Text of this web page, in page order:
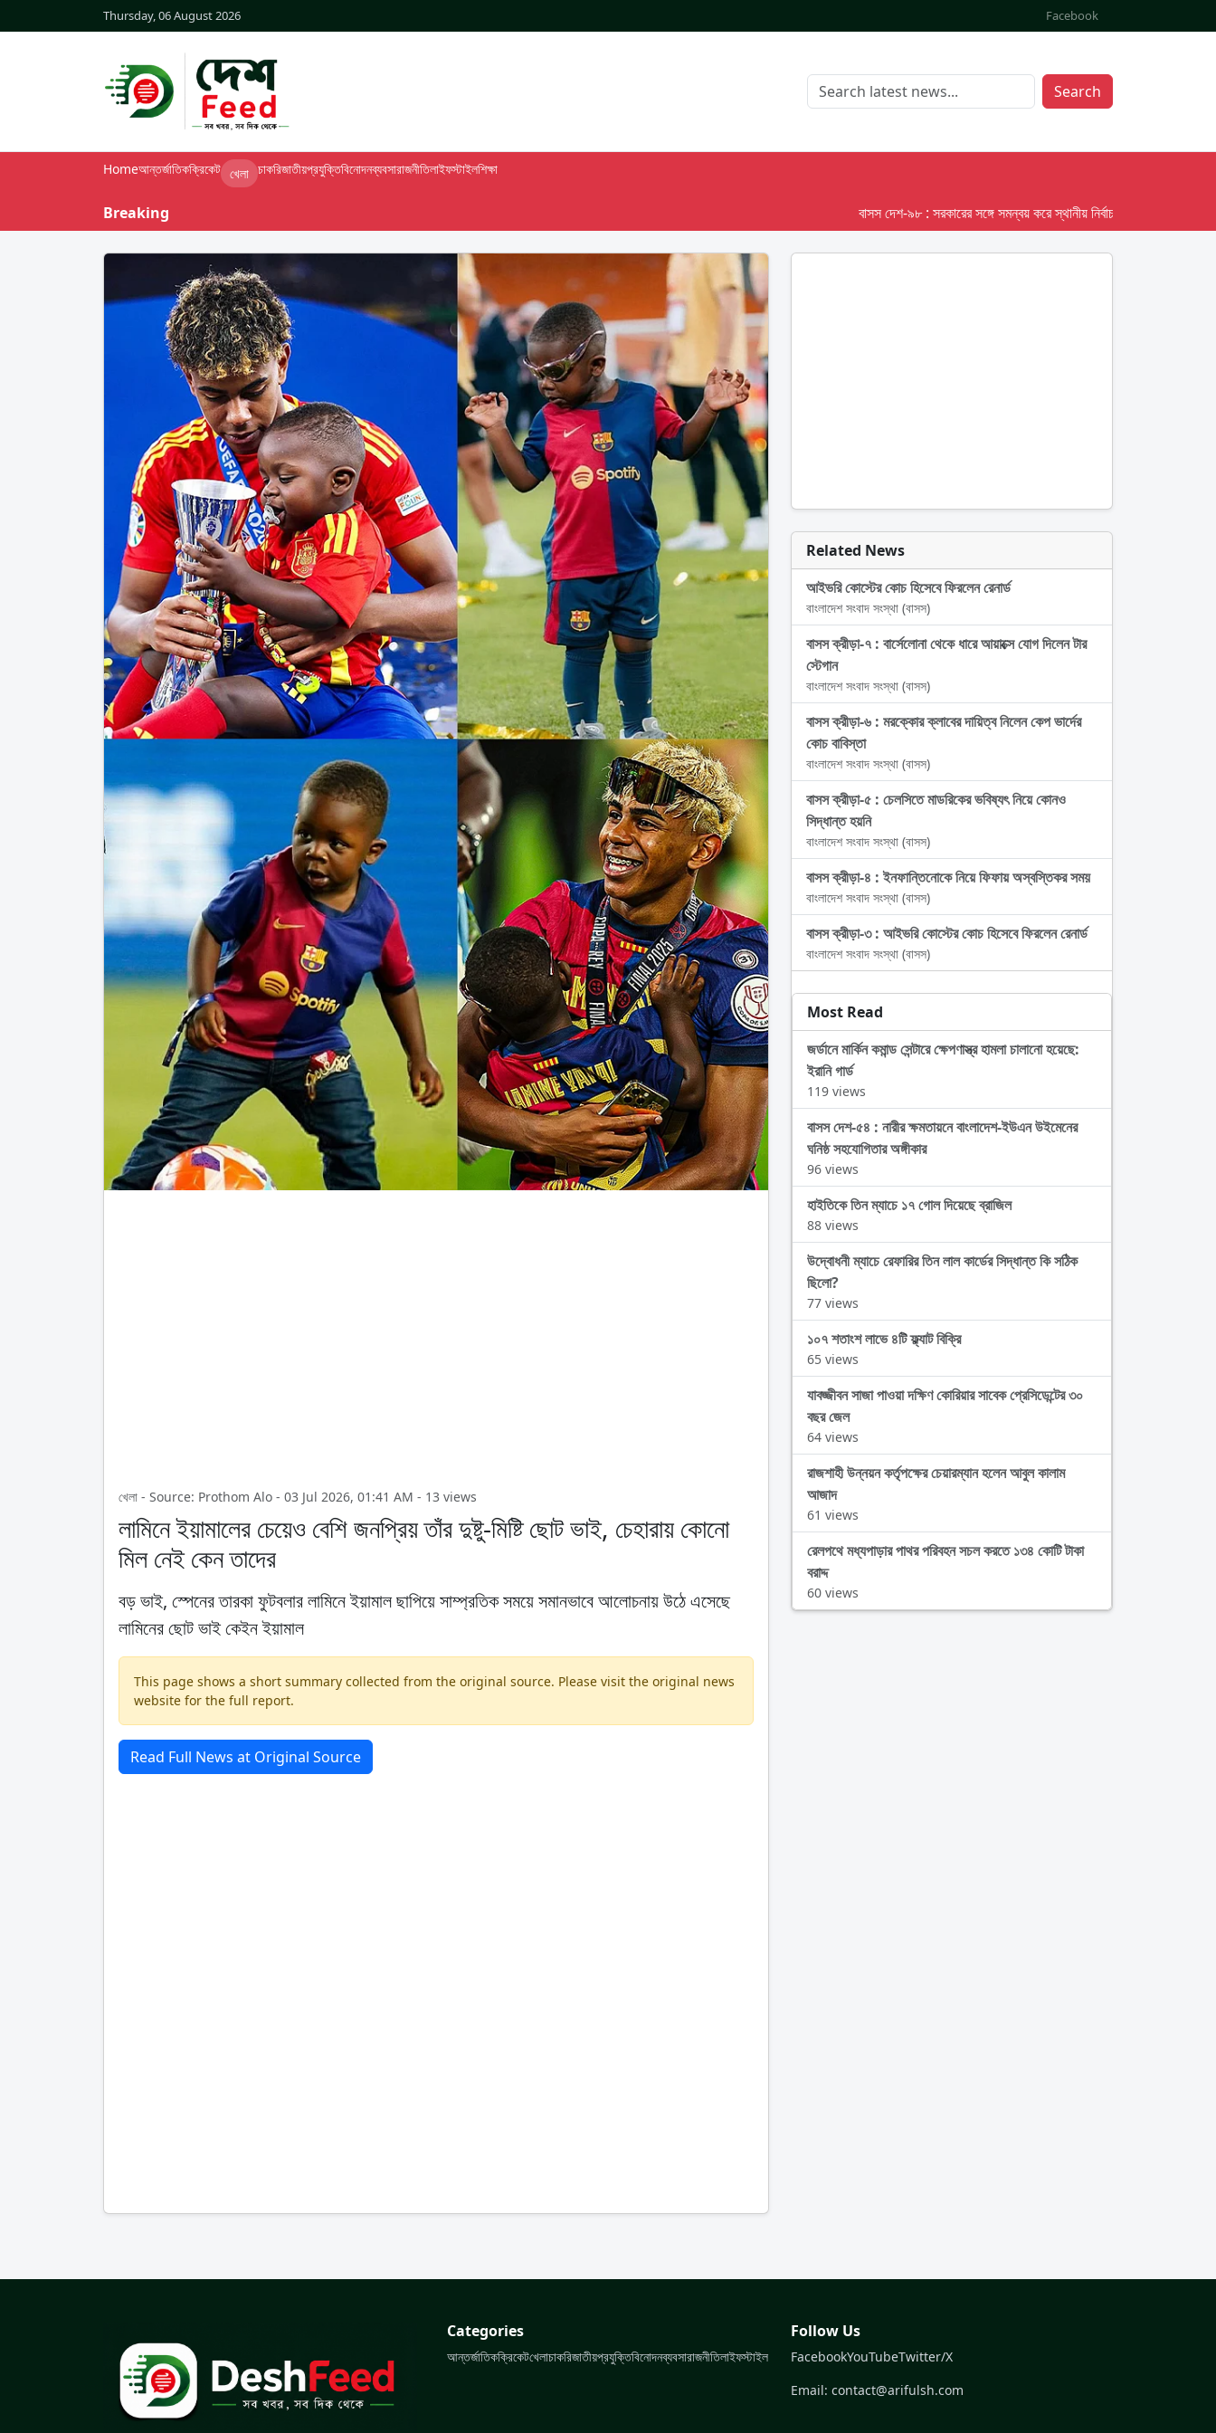
Thursday, 06 August 2026 Facebook
Search
Homeআন্তর্জাতিকক্রিকেট খেলা চাকরিজাতীয়প্রযুক্তিবিনোদনব্যবসারাজনীতিলাইফস্টাইলশিক্ষা
Breaking বাসস দেশ-৯৮ : সরকারের সঙ্গে সমন্বয় করে স্থানীয় নির্বাচনের তফসিল দেবে ইসি;
খেলা - Source: Prothom Alo - 03 Jul 2026, 01:41 AM - 13 views
লামিনে ইয়ামালের চেয়েও বেশি জনপ্রিয় তাঁর দুষ্টু-মিষ্টি ছোট ভাই, চেহারায় কোনো
মিল নেই কেন তাদের
বড় ভাই, স্পেনের তারকা ফুটবলার লামিনে ইয়ামাল ছাপিয়ে সাম্প্রতিক সময়ে সমানভাবে আলোচনায় উঠে এসেছে
লামিনের ছোট ভাই কেইন ইয়ামাল
This page shows a short summary collected from the original source. Please visit the original news
website for the full report.
Read Full News at Original Source
Related News
আইভরি কোস্টের কোচ হিসেবে ফিরলেন রেনার্ড
বাংলাদেশ সংবাদ সংস্থা (বাসস)
বাসস ক্রীড়া-৭ : বার্সেলোনা থেকে ধারে আয়াক্সে যোগ দিলেন টার
স্টেগান
বাংলাদেশ সংবাদ সংস্থা (বাসস)
বাসস ক্রীড়া-৬ : মরক্কোর ক্লাবের দায়িত্ব নিলেন কেপ ভার্দের
কোচ বাবিস্তা
বাংলাদেশ সংবাদ সংস্থা (বাসস)
বাসস ক্রীড়া-৫ : চেলসিতে মাডরিকের ভবিষ্যৎ নিয়ে কোনও
সিদ্ধান্ত হয়নি
বাংলাদেশ সংবাদ সংস্থা (বাসস)
বাসস ক্রীড়া-৪ : ইনফান্তিনোকে নিয়ে ফিফায় অস্বস্তিকর সময়
বাংলাদেশ সংবাদ সংস্থা (বাসস)
বাসস ক্রীড়া-৩ : আইভরি কোস্টের কোচ হিসেবে ফিরলেন রেনার্ড
বাংলাদেশ সংবাদ সংস্থা (বাসস)
Most Read
জর্ডানে মার্কিন কমান্ড সেন্টারে ক্ষেপণাস্ত্র হামলা চালানো হয়েছে:
ইরানি গার্ড
119 views
বাসস দেশ-৫৪ : নারীর ক্ষমতায়নে বাংলাদেশ-ইউএন উইমেনের
ঘনিষ্ঠ সহযোগিতার অঙ্গীকার
96 views
হাইতিকে তিন ম্যাচে ১৭ গোল দিয়েছে ব্রাজিল
88 views
উদ্বোধনী ম্যাচে রেফারির তিন লাল কার্ডের সিদ্ধান্ত কি সঠিক
ছিলো?
77 views
১০৭ শতাংশ লাভে ৪টি ফ্ল্যাট বিক্রি
65 views
যাবজ্জীবন সাজা পাওয়া দক্ষিণ কোরিয়ার সাবেক প্রেসিডেন্টের ৩০
বছর জেল
64 views
রাজশাহী উন্নয়ন কর্তৃপক্ষের চেয়ারম্যান হলেন আবুল কালাম
আজাদ
61 views
রেলপথে মধ্যপাড়ার পাথর পরিবহন সচল করতে ১৩৪ কোটি টাকা
বরাদ্দ
60 views
Categories
আন্তর্জাতিকক্রিকেটখেলাচাকরিজাতীয়প্রযুক্তিবিনোদনব্যবসারাজনীতিলাইফস্টাইল
Follow Us
FacebookYouTubeTwitter/X
Email: contact@arifulsh.com